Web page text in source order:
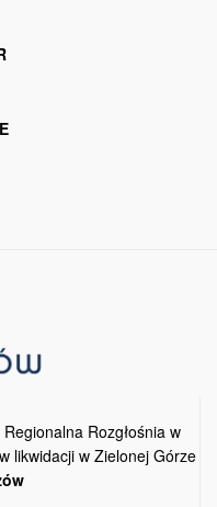
Rozgłośnia w
likwidacji w Zielonej Górze